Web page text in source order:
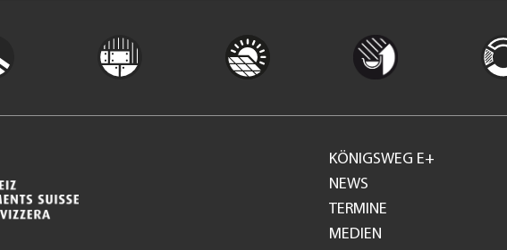
Footer
GH
KÖNIGSWEG E+
NEWS
TERMINE
MEDIEN